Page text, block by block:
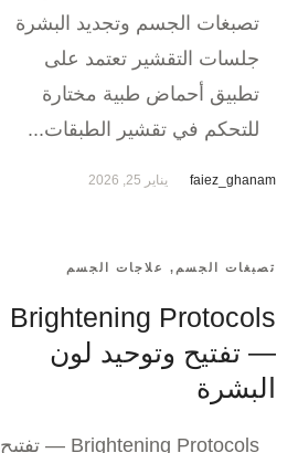
تصبغات الجسم وتجديد البشرة
جلسات التقشير تعتمد على
تطبيق أحماض طبية مختارة
للتحكم في تقشير الطبقات...
faiez_ghanam يناير 25, 2026
تصبغات الجسم , علاجات الجسم
Brightening Protocols
— تفتيح وتوحيد لون
البشرة
Brightening Protocols — تفتيح